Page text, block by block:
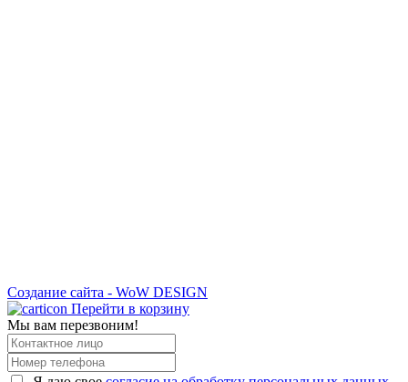
Создание сайта - WoW DESIGN
Перейти в корзину
Мы вам перезвоним!